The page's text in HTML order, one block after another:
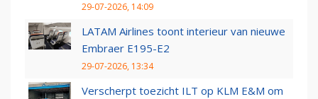
29-07-2026, 14:09
LATAM Airlines toont interieur van nieuwe
Embraer E195-E2
29-07-2026, 13:34
Verscherpt toezicht ILT op KLM E&M om